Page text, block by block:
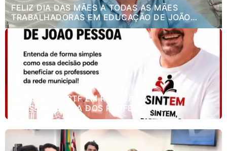
FELIZ DIA DAS MÃES A TODAS AS MÃES
TRABALHADORAS EM EDUCAÇÃO DE JOÃO
PESSOA.
DECISÃO DO STF EM RELAÇÃO A
APOSENTADORIA DOS PROFESSORES.